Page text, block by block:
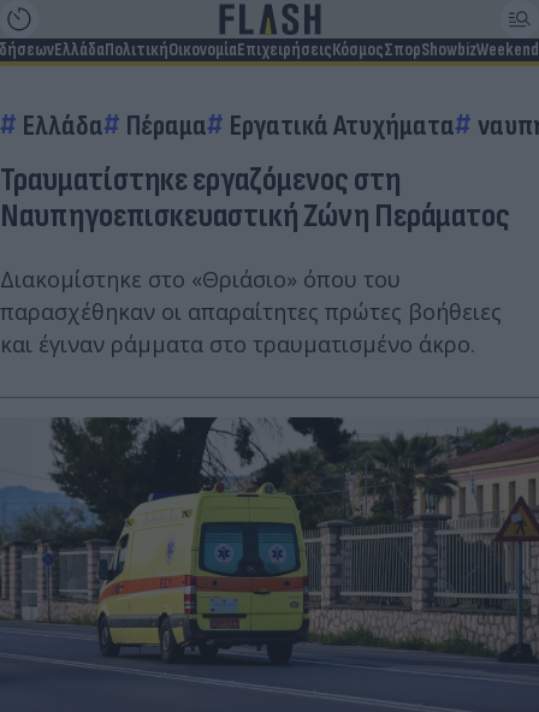
ΕλλάδαΠολιτικήΟικονομίαΕπιχειρήσειςΚόσμοςΣπορShowbizWeekend
Ελλάδα Πέραμα Εργατικά Ατυχήματα
Τραυματίστηκε εργαζόμενος στη
Ναυπηγοεπισκευαστική Ζώνη Περάματος
Διακομίστηκε στο «Θριάσιο» όπου του
παρασχέθηκαν οι απαραίτητες πρώτες βοήθειες
και έγιναν ράμματα στο τραυματισμένο άκρο.